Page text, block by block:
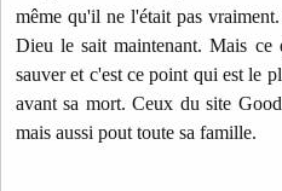
même qu'il ne l'était pas
Dieu le sait maintenant. Mais
sauver et c'est ce point qui est le
avant sa mort. Ceux du site
mais aussi pout toute sa famille.